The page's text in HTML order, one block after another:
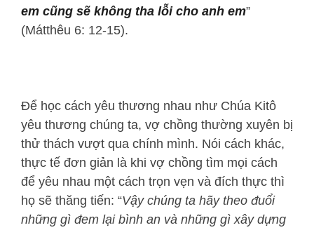
em cũng sẽ không tha lỗi cho anh em”
(Mátthêu 6: 12-15).
Để học cách yêu thương nhau như Chúa Kitô
yêu thương chúng ta, vợ chồng thường xuyên bị
thử thách vượt qua chính mình. Nói cách khác,
thực tế đơn giản là khi vợ chồng tìm mọi cách
để yêu nhau một cách trọn vẹn và đích thực thì
họ sẽ thăng tiến: “Vậy chúng ta hãy theo đuổi
những gì đem lại bình an và những gì xây dựng